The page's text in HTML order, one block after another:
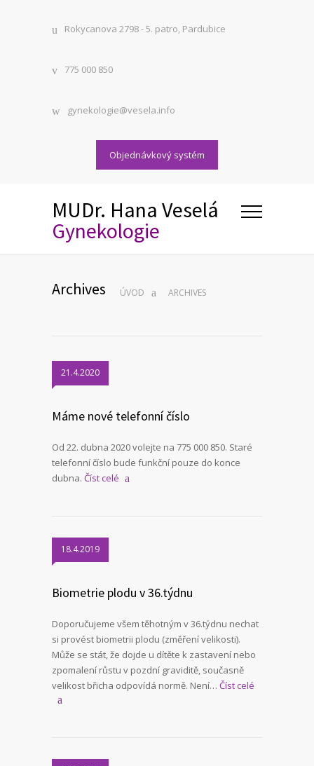
Rokycanova 2798 - 5. patro, Pardubice
775 000 850
gynekologie@vesela.info
Objednávkový systém
MUDr. Hana Veselá
Gynekologie
Archives ÚVOD ARCHIVES
21.4.2020
Máme nové telefonní číslo
Od 22. dubna 2020 volejte na 775 000 850. Staré
telefonní číslo bude funkční pouze do konce
dubna. Číst celé
18.4.2019
Biometrie plodu v 36.týdnu
Doporučujeme všem těhotným v 36.týdnu nechat
si provést biometrii plodu (změření velikosti).
Může se stát, že dojde u dítěte k zastavení nebo
zpomalení růstu v pozdní graviditě, současně
velikost břicha odpovídá normě. Není… Číst celé